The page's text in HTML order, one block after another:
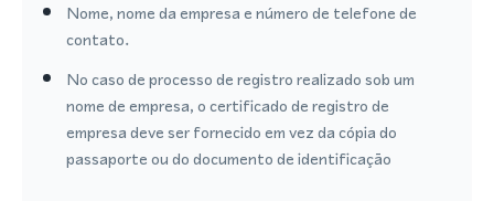
Nome, nome da empresa e número de telefone de
contato.
No caso de processo de registro realizado sob um
nome de empresa, o certificado de registro de
empresa deve ser fornecido em vez da cópia do
passaporte ou do documento de identificação